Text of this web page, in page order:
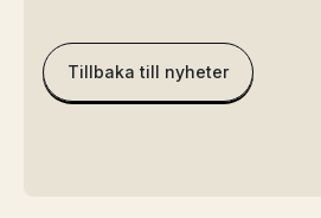
Tillbaka till nyheter